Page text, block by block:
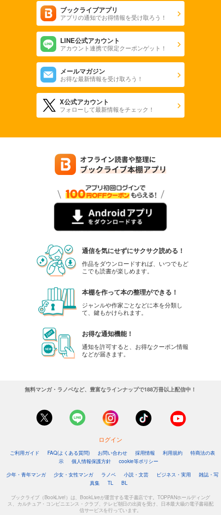
ブックライブアプリ
アプリの通知でお得情報を受け取ろう！
LINE公式アカウント
アカウント連携で限定クーポンゲット！
メールマガジン
お得な最新情報を受け取ろう！
X公式アカウント
フォローして最新情報をチェック！
通信を気にせずにサクサク読める！
作品をダウンロードすれば、いつでもど
こでも読書が楽しめます。
本棚を作って本の整理ができる！
ジャンルや作家ごとなどに本を分類し
て、鍵もかけられます。
お得な通知機能！
通知を許可すると、お得なクーポン情報
などが届きます。
無料マンガ・ラノベなど、豊富なラインナップで188万冊以上配信中！
ログイン
ご利用ガイド FAQ(よくある質問) お問い合わせ 採用情報 利用規約
特商法の表
示
個人情報保護方針
cookie等ポリシー
少年・青年マンガ
少女・女性マンガ ラノベ 小説・文芸 ビジネス・実用
雑誌・写
真集
TL BL
ブックライブ（BookLive!）は、BookLiveが運営する電子書店です。TOPPANホールディング
ス、カルチュア・コンビニエンス・クラブ、テレビ朝日の出資を受け、日本最大級の電子書籍配
信サービスを行っています。